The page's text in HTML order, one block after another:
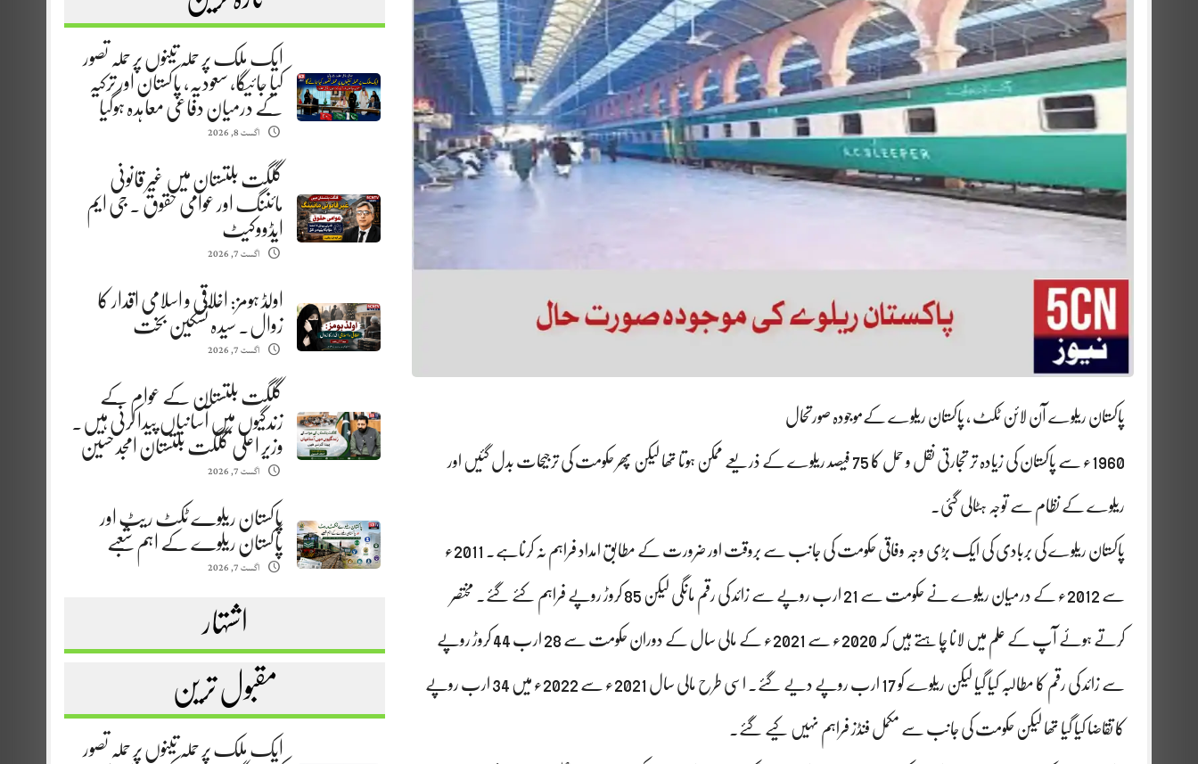
ایک ملک پر حملہ تینوں پر حملہ تصور
کیا جائیگا، سعودیہ، پاکستان اور ترکیہ
کے درمیان دفاعی معاہدہ ہوگیا
اگست 8, 2026
گلگت بلتستان میں غیر قانونی
مائننگ اور عوامی حقوق . جی ایم
ایڈووکیٹ
اگست 7, 2026
اولڈ ہومز: اخلاقی و اسلامی اقدار کا
زوال. سیدہ تسکین بخت
اگست 7, 2026
گلگت بلتستان کے عوام کے
زندگیوں میں آسانیاں پیدا کرنی ہیں.
وزیر اعلیٰ گلگت بلتستان امجد حسین
اگست 7, 2026
پاکستان ریلوے ٹکٹ ریٹ اور
پاکستان ریلوے کے اہم شعبے
اگست 7, 2026
اشتہار
مقبول ترین
ایک ملک پر حملہ تینوں پر حملہ تصور
پاکستان ریلوے آن لائن ٹکٹ ، پاکستان ریلوے کےموجودہ صورتحال
1960ء سے پاکستان کی زیادہ تر تجارتی نقل و حمل کا 75 فیصد ریلوے کے ذریعے ممکن ہوتا تھا لیکن پھر حکومت کی ترجیحات بدل گئیں اور
ریلوے کے نظام سے توجہ ہٹالی گئی۔
پاکستان ریلوے کی بربادی کی ایک بڑی وجہ وفاقی حکومت کی جانب سے بروقت اور ضرورت کے مطابق امداد فراہم نہ کرناہے۔ 2011ء
سے 2012ء کے درمیان ریلوے نے حکومت سے 21 ارب روپے سے زائد کی رقم مانگی لیکن 85 کروڑ روپے فراہم کئے گئے۔ مختصر
کرتے ہوئے آپ کے علم میں لانا چاہتے ہیں کہ 2020ء سے 2021ء کے مالی سال کے دوران حکومت سے 28 ارب 44 کروڑ روپے
سے زائد کی رقم کا مطالبہ کیا گیا لیکن ریلوے کو 17 ارب روپے دیے گئے۔ اسی طرح مالی سال 2021ء سے 2022ء میں 34 ارب روپے
کا تقاضا کیا گیا تھا لیکن حکومت کی جانب سے مکمل فنڈز فراہم نہیں کیے گئے۔